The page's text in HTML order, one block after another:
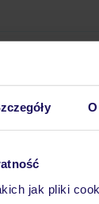
jak pliki